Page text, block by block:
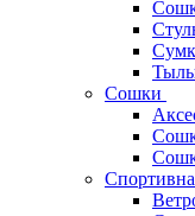
Сошки